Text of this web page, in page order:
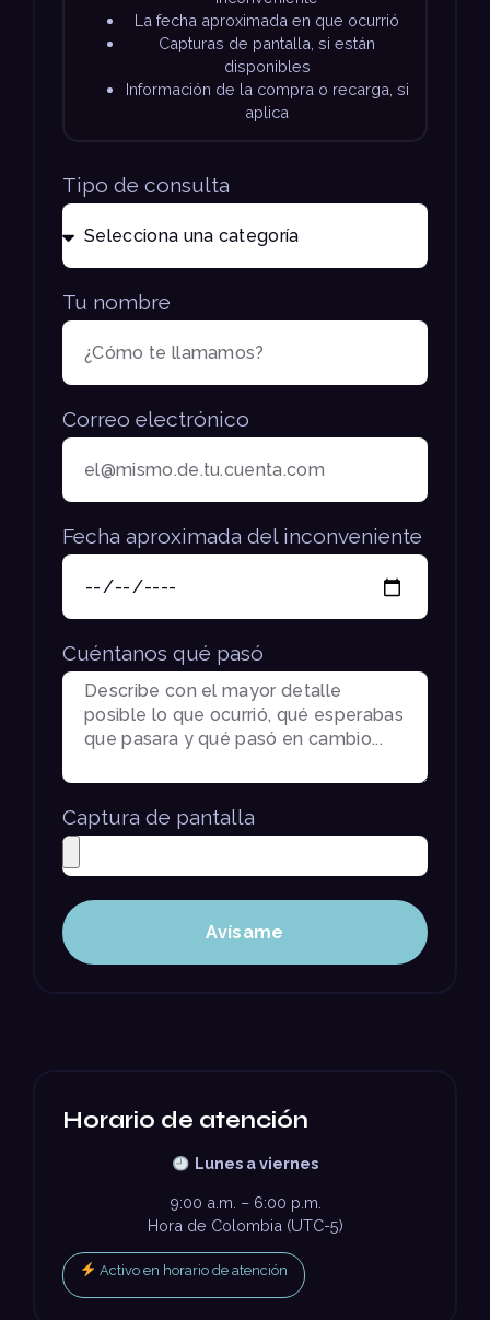
La fecha aproximada en que ocurrió
Capturas de pantalla, si están
disponibles
Información de la compra o recarga, si
aplica
Tipo de consulta
Tu nombre
Correo electrónico
Fecha aproximada del inconveniente
Cuéntanos qué pasó
Captura de pantalla
Avísame
Horario de atención
Lunes a viernes
9:00 a.m. – 6:00 p.m.
Hora de Colombia (UTC-5)
Activo en horario de atención